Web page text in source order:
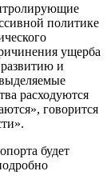
политике
ущерба
и
расходуются
говорится
будет